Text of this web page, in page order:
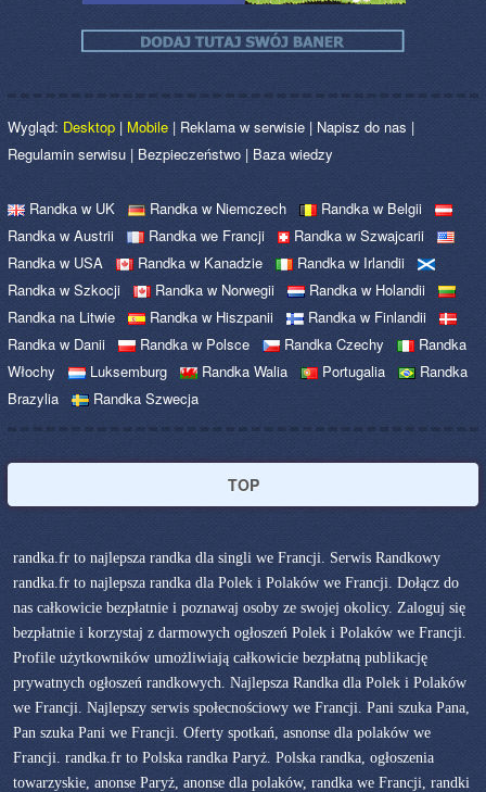
Wygląd:Desktop| Mobile | Reklama w serwisie | Napisz do nas |
Regulamin serwisu | Bezpieczeństwo | Baza wiedzy
Randka w UK Randka w Niemczech
Randka w Belgii
Randka w Austrii
Randka we Francji
Randka w Szwajcarii
Randka w USA
Randka w Kanadzie
Randka w Irlandii
Randka w Szkocji
Randka w Norwegii
Randka w Holandii
Randka na Litwie
Randka w Hiszpanii
Randka w Finlandii
Randka w Danii
Randka w Polsce Randka Czechy
Randka
Włochy
Luksemburg Randka Walia Portugalia
Randka
Brazylia
Randka Szwecja
TOP
randka.fr to najlepsza randka dla singli we Francji. Serwis Randkowy
randka.fr to najlepsza randka dla Polek i Polaków we Francji. Dołącz do
nas całkowicie bezpłatnie i poznawaj osoby ze swojej okolicy. Zaloguj się
bezpłatnie i korzystaj z darmowych ogłoszeń Polek i Polaków we Francji.
Profile użytkowników umożliwiają całkowicie bezpłatną publikację
prywatnych ogłoszeń randkowych. Najlepsza Randka dla Polek i Polaków
we Francji. Najlepszy serwis społecnościowy we Francji. Pani szuka Pana,
Pan szuka Pani we Francji. Oferty spotkań, asnonse dla polaków we
Francji. randka.fr to Polska randka Paryż. Polska randka, ogłoszenia
towarzyskie, anonse Paryż, anonse dla polaków, randka we Francji, randki